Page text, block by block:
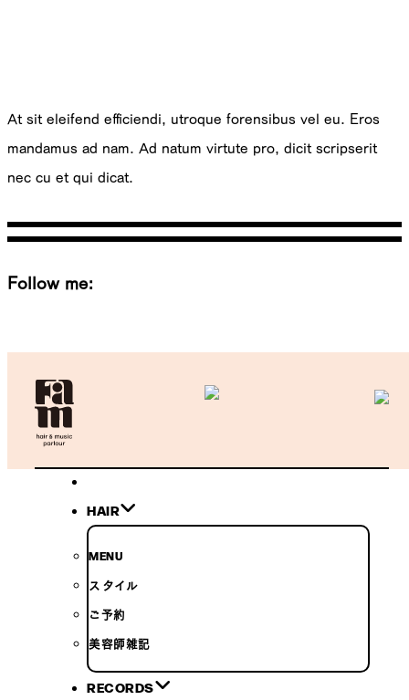
At sit eleifend efficiendi, utroque forensibus vel eu. Eros
mandamus ad nam. Ad natum virtute pro, dicit scripserit
nec cu et qui dicat.
Follow me:
HAIR
MENU
スタイル
ご予約
美容師雑記
RECORDS